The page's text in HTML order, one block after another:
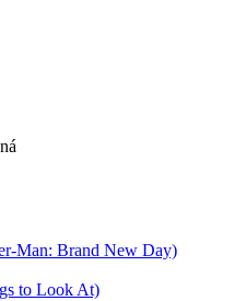
Man: Brand New Day)
to Look At)